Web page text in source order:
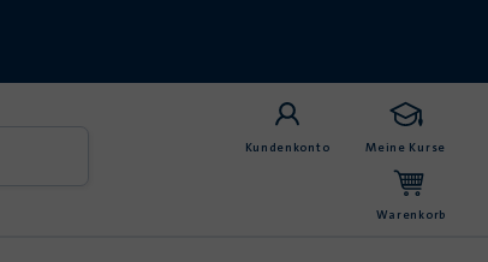
Kundenkonto Meine Kurse
Warenkorb